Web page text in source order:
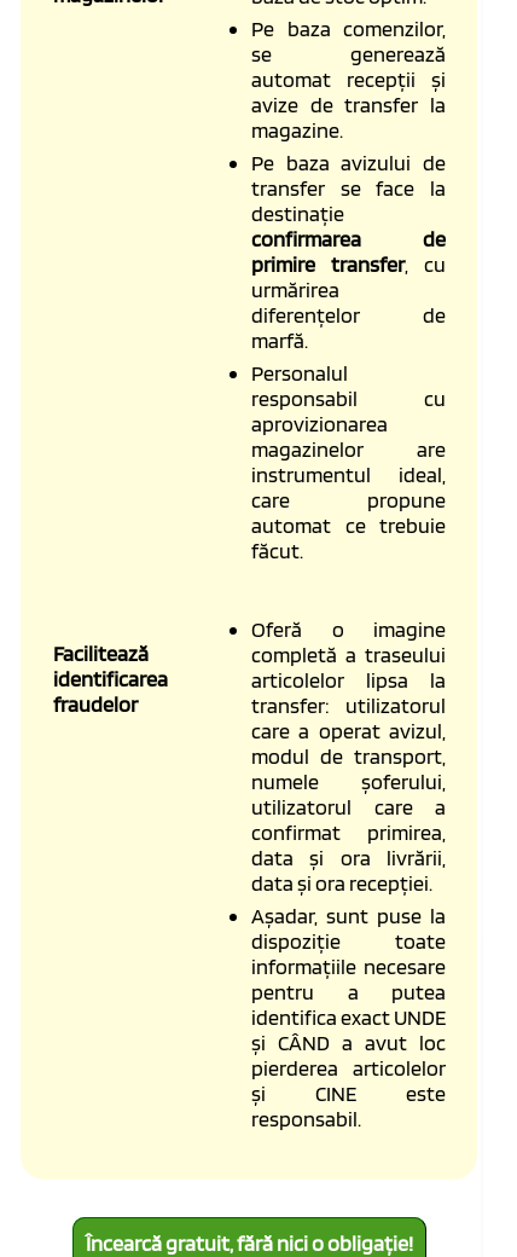
Pe baza comenzilor,
se generează
automat recepții și
avize de transfer la
magazine.
Pe baza avizului de
transfer se face la
destinație
confirmarea de
primire transfer, cu
urmărirea
diferențelor de
marfă.
Personalul
responsabil cu
aprovizionarea
magazinelor are
instrumentul ideal,
care propune
automat ce trebuie
făcut.
Facilitează
identificarea
fraudelor
Oferă o imagine
completă a traseului
articolelor lipsa la
transfer: utilizatorul
care a operat avizul,
modul de transport,
numele șoferului,
utilizatorul care a
confirmat primirea,
data și ora livrării,
data și ora recepției.
Așadar, sunt puse la
dispoziție toate
informațiile necesare
pentru a putea
identifica exact UNDE
și CÂND a avut loc
pierderea articolelor
și CINE este
responsabil.
Încearcă gratuit, fără nici o obligație!